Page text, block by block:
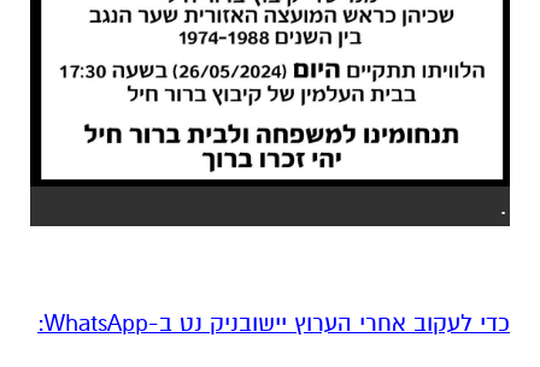
.
‏כדי לעקוב אחרי הערוץ יישובניק נט ב-WhatsApp:‏‏‏